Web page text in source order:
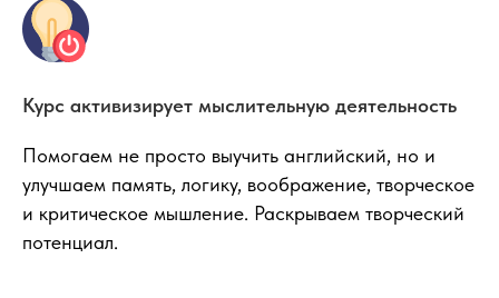
Курс активизирует мыслительную деятельность
Помогаем не просто выучить английский, но и
улучшаем память, логику, воображение, творческое
и критическое мышление. Раскрываем творческий
потенциал.